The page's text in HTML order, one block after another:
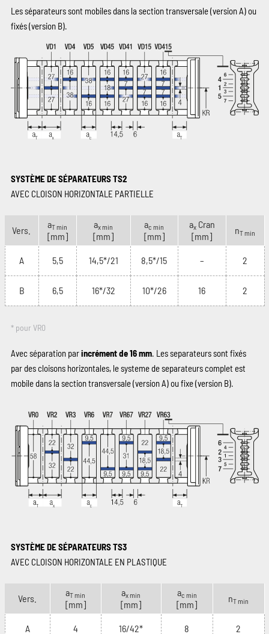
Les séparateurs sont mobiles dans la section transversale (version A) ou
fixés (version B).
SYSTÈME DE SÉPARATEURS TS2
AVEC CLOISON HORIZONTALE PARTIELLE
Vers.
aT min
[mm]
ax min
[mm]
ac min
[mm]
axCran
[mm]
nT min
A 5,5 14,5*/21 8,5*/15 – 2
B 6,5 16*/32 10*/26 16 2
* pour VR0
Avec séparation parincrément de 16 mm. Les separateurs sont fixés
par des cloisons horizontales, le systeme de separateurs complet est
mobile dans la section transversale (version A) ou fixe (version B).
SYSTÈME DE SÉPARATEURS TS3
AVEC CLOISON HORIZONTALE EN PLASTIQUE
Vers.
aT min
[mm]
ax min
[mm]
ac min
[mm]
nT min
A 4 16/42* 8 2